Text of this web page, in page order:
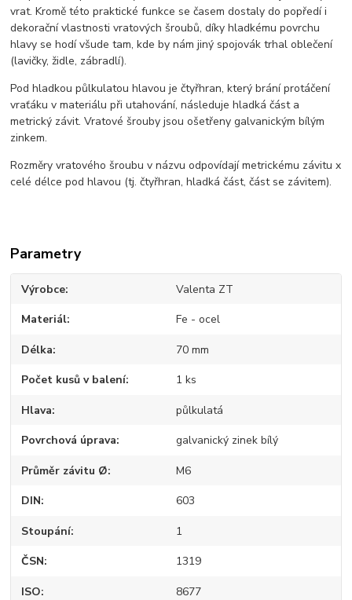
vrat. Kromě této praktické funkce se časem dostaly do popředí i
dekorační vlastnosti vratových šroubů, díky hladkému povrchu
hlavy se hodí všude tam, kde by nám jiný spojovák trhal oblečení
(lavičky, židle, zábradlí).
Pod hladkou půlkulatou hlavou je čtyřhran, který brání protáčení
vraťáku v materiálu při utahování, následuje hladká část a
metrický závit. Vratové šrouby jsou ošetřeny galvanickým bílým
zinkem.
Rozměry vratového šroubu v názvu odpovídají metrickému závitu x
celé délce pod hlavou (tj. čtyřhran, hladká část, část se závitem).
Parametry
Výrobce Valenta ZT
Materiál Fe - ocel
Délka 70 mm
Počet kusů v balení 1 ks
Hlava půlkulatá
Povrchová úprava galvanický zinek bílý
Průměr závitu Ø M6
DIN 603
Stoupání 1
ČSN 1319
ISO 8677